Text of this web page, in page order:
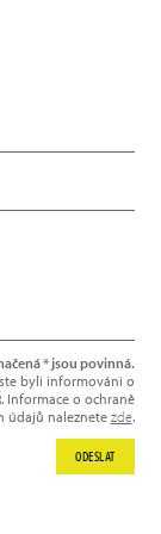
* jsou povinná.
byli informováni o
Informace o ochraně
údajů naleznete zde.
ODESLAT